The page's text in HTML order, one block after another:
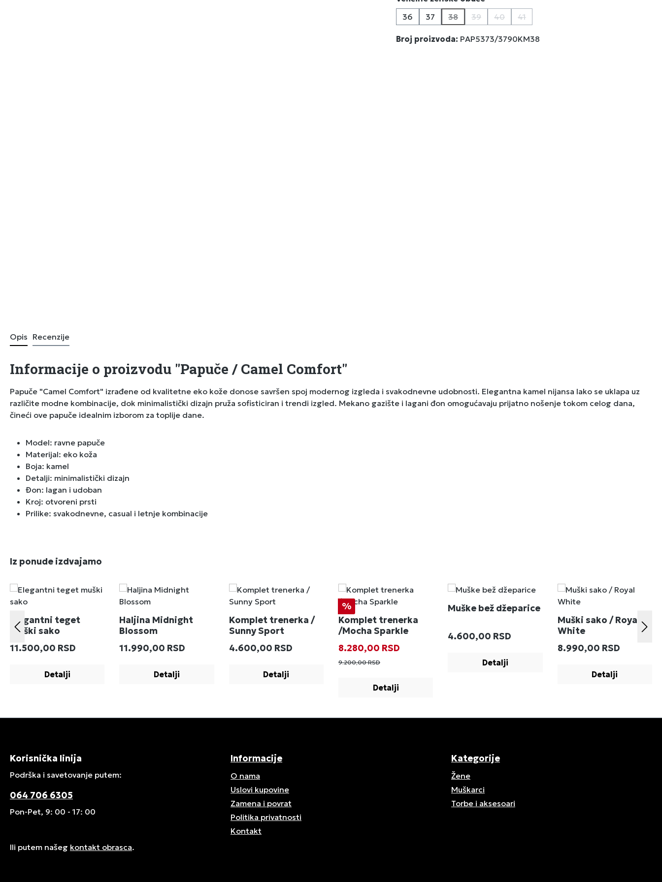
36
37 38
(Ova opcija trenutno nije dostupna.)
39
(Ova opcija trenutno nije dostupna.)
40
(Ova opcija trenutno nije dostupna.)
41
(Ova opcija trenutno nije dostupna.)
Broj proizvoda: PAP5373/3790KM38
Opis Recenzije
Informacije o proizvodu "Papuče / Camel Comfort"
Papuče "Camel Comfort" izrađene od kvalitetne eko kože donose savršen spoj modernog izgleda i svakodnevne udobnosti. Elegantna kamel nijansa lako se uklapa uz
različite modne kombinacije, dok minimalistički dizajn pruža sofisticiran i trendi izgled. Mekano gazište i lagani đon omogućavaju prijatno nošenje tokom celog dana,
čineći ove papuče idealnim izborom za toplije dane.
Model: ravne papuče
Materijal: eko koža
Boja: kamel
Detalji: minimalistički dizajn
Đon: lagan i udoban
Kroj: otvoreni prsti
Prilike: svakodnevne, casual i letnje kombinacije
Preskoči galeriju proizvoda
Iz ponude izdvajamo
Elegantni teget
muški sako
Redovna cena:
11.500,00 RSD
Detalji
Haljina Midnight
Blossom
Redovna cena:
11.990,00 RSD
Detalji
Komplet trenerka /
Sunny Sport
Redovna cena:
4.600,00 RSD
Detalji
Popust
%
Komplet trenerka
/Mocha Sparkle
Prodajna cena:
8.280,00 RSD
9.200,00 RSD
Detalji
Muške bež džeparice
Redovna cena:
4.600,00 RSD
Detalji
Muški sako / Royal
White
Redovna cena:
8.990,00 RSD
Detalji
Korisnička linija
Podrška i savetovanje putem:
064 706 6305
Pon-Pet, 9: 00 - 17: 00
Ili putem našeg kontakt obrasca.
Informacije
O nama
Uslovi kupovine
Zamena i povrat
Politika privatnosti
Kontakt
Kategorije
Žene
Muškarci
Torbe i aksesoari